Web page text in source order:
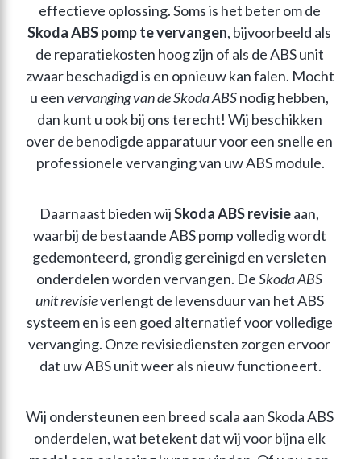
Skoda ABS pomp te vervangen, bijvoorbeeld als
de reparatiekosten hoog zijn of als de ABS unit
zwaar beschadigd is en opnieuw kan falen. Mocht
u een vervanging van de Skoda ABS nodig hebben,
dan kunt u ook bij ons terecht! Wij beschikken
over de benodigde apparatuur voor een snelle en
professionele vervanging van uw ABS module.
Daarnaast bieden wij Skoda ABS revisie aan,
waarbij de bestaande ABS pomp volledig wordt
gedemonteerd, grondig gereinigd en versleten
onderdelen worden vervangen. De Skoda ABS
unit revisie verlengt de levensduur van het ABS
systeem en is een goed alternatief voor volledige
vervanging. Onze revisiediensten zorgen ervoor
dat uw ABS unit weer als nieuw functioneert.
Wij ondersteunen een breed scala aan Skoda ABS
onderdelen, wat betekent dat wij voor bijna elk